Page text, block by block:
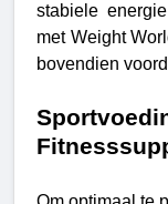
stabiele
met Weight
bovendien